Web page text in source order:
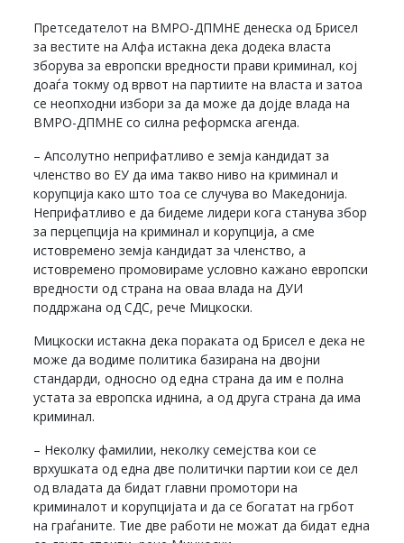
Претседателот на ВМРО-ДПМНЕ денеска од Брисел
за вестите на Алфа истакна дека додека власта
зборува за европски вредности прави криминал, кој
доаѓа токму од врвот на партиите на власта и затоа
се неопходни избори за да може да дојде влада на
ВМРО-ДПМНЕ со силна реформска агенда.
– Апсолутно неприфатливо е земја кандидат за
членство во ЕУ да има такво ниво на криминал и
корупција како што тоа се случува во Македонија.
Неприфатливо е да бидеме лидери кога станува збор
за перцепција на криминал и корупција, а сме
истовремено земја кандидат за членство, а
истовремено промовираме условно кажано европски
вредности од страна на оваа влада на ДУИ
поддржана од СДС, рече Мицкоски.
Мицкоски истакна дека пораката од Брисел е дека не
може да водиме политика базирана на двојни
стандарди, односно од една страна да им е полна
устата за европска иднина, а од друга страна да има
криминал.
– Неколку фамилии, неколку семејства кои се
врхушката од една две политички партии кои се дел
од владата да бидат главни промотори на
криминалот и корупцијата и да се богатат на грбот
на граѓаните. Тие две работи не можат да бидат една